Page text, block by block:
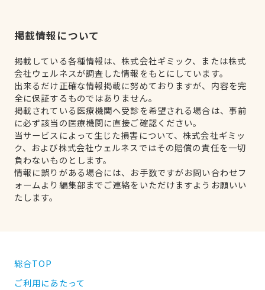
掲載情報について
掲載している各種情報は、株式会社ギミック、または株式
会社ウェルネスが調査した情報をもとにしています。
出来るだけ正確な情報掲載に努めておりますが、内容を完
全に保証するものではありません。
掲載されている医療機関へ受診を希望される場合は、事前
に必ず該当の医療機関に直接ご確認ください。
当サービスによって生じた損害について、株式会社ギミッ
ク、および株式会社ウェルネスではその賠償の責任を一切
負わないものとします。
情報に誤りがある場合には、お手数ですがお問い合わせフ
ォームより編集部までご連絡をいただけますようお願いい
たします。
総合TOP
ご利用にあたって